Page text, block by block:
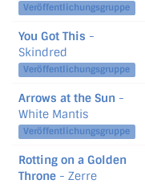
Veröffentlichungsgruppe
You Got This -
Skindred
Veröffentlichungsgruppe
Arrows at the Sun -
White Mantis
Veröffentlichungsgruppe
Rotting on a Golden
Throne - Zerre